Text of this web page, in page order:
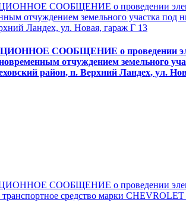
СООБЩЕНИЕ о проведении
отчуждением земельного участка под
Ландех, ул. Новая, гараж Г 13
СООБЩЕНИЕ о проведении
отчуждением земельного
район, п. Верхний Ландех, ул.
СООБЩЕНИЕ о проведении
средство марки